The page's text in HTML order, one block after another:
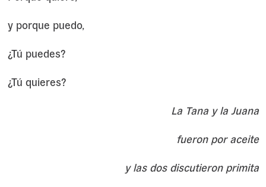
y porque puedo,
¿Tú puedes?
¿Tú quieres?
La Tana y la Juana
fueron por aceite
y las dos discutieron primita